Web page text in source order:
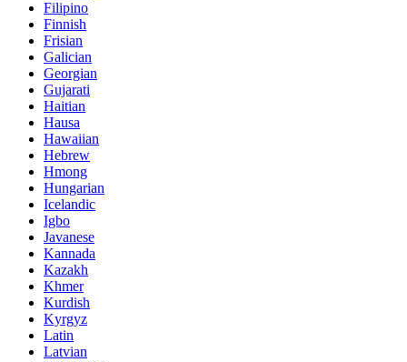
Filipino
Finnish
Frisian
Galician
Georgian
Gujarati
Haitian
Hausa
Hawaiian
Hebrew
Hmong
Hungarian
Icelandic
Igbo
Javanese
Kannada
Kazakh
Khmer
Kurdish
Kyrgyz
Latin
Latvian